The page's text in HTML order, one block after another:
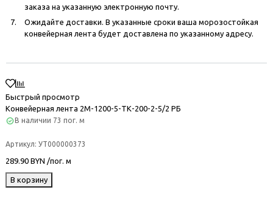
заказа на указанную электронную почту.
Ожидайте доставки. В указанные сроки ваша морозостойкая
конвейерная лента будет доставлена по указанному адресу.
Быстрый просмотр
Конвейерная лента 2М-1200-5-ТК-200-2-5/2 РБ
В наличии 73 пог. м
Артикул: УТ000000373
289.90 BYN /пог. м
В корзину